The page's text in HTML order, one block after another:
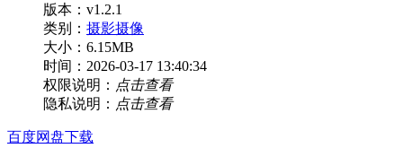
版本：v1.2.1
类别： 摄影摄像
大小：6.15MB
时间：2026-03-17 13:40:34
权限说明： 点击查看
隐私说明： 点击查看
百度网盘下载